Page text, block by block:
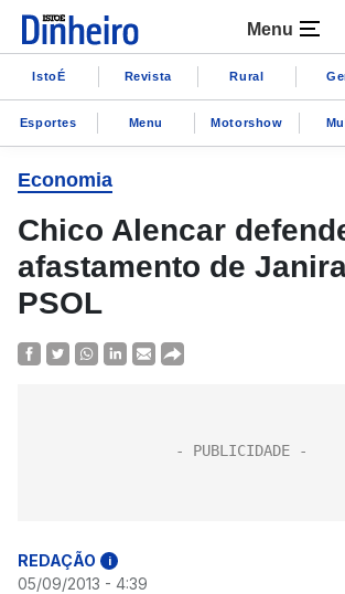
Menu
IstoÉ Revista Rural
Esportes Menu Motorshow
Economia
Chico Alencar
afastamento de
PSOL
REDAÇÃO i
05/09/2013 - 4:39